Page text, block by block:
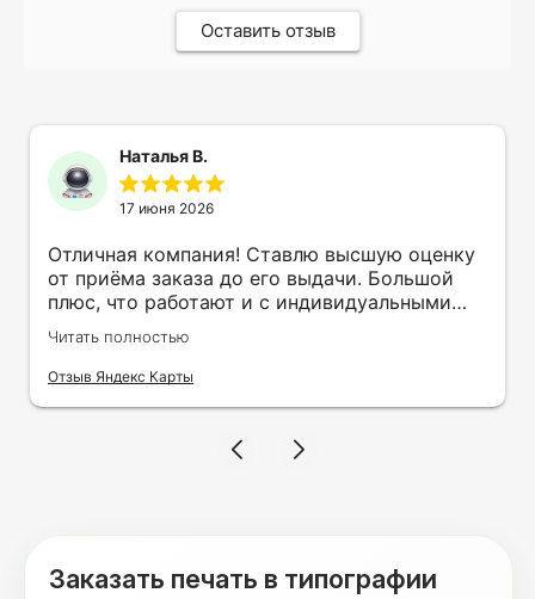
Оставить отзыв
Наталья В.
17 июня 2026
Отличная компания! Ставлю высшую оценку
от приёма заказа до его выдачи. Большой
плюс, что работают и с индивидуальными
заказами. Нелбходимо было нанести принт
на кружку в подарок. Заказ был исполнен
оперативно и ооочень красиво, даже не
терпеливость, отвечала на все мои вопросы.
Читать полностью
Отзыв Яндекс Карты
Заказать печать в типографии